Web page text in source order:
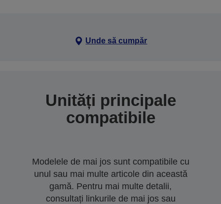
Unde să cumpăr
Unități principale
compatibile
Modelele de mai jos sunt compatibile cu
unul sau mai multe articole din această
gamă. Pentru mai multe detalii,
consultați linkurile de mai jos sau